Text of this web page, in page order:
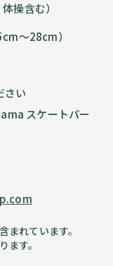
操含む）
〜28cm）
さい
スケートパー
れています。
す。